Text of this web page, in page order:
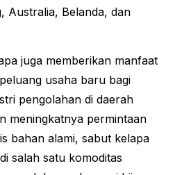
Australia, Belanda, dan
juga memberikan manfaat
usaha baru bagi
pengolahan di daerah
meningkatnya permintaan
bahan alami, sabut kelapa
salah satu komoditas